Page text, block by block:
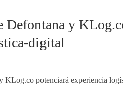
Defontana y
digital
KLog.co potenciará experiencia